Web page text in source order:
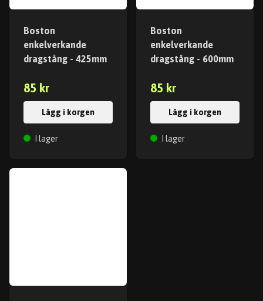
Boston
enkelverkande
dragstång - 425mm
85 kr
Lägg i korgen
I lager
Boston
enkelverkande
dragstång - 600mm
85 kr
Lägg i korgen
I lager